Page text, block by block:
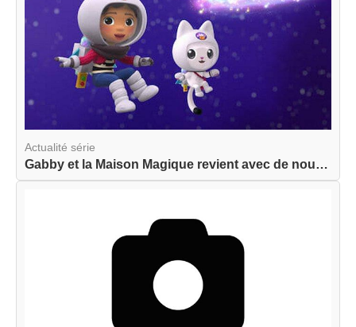
Actualité série
Gabby et la Maison Magique revient avec de nouve...